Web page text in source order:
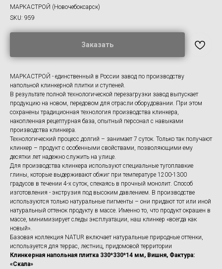
МАРКАСТРОЙ (Новочебоксарск)
SKU: 959
Заказать
МАРКАСТРОЙ - единственный в России завод по производству
напольной клинкерной плитки и ступеней.
В результате полной технологической перезагрузки завод выпускает
продукцию на новом, передовом для отрасли оборудовании. При этом
сохранены традиционная технология производства клинкера,
накопленная рецептурная база, опытный персонал с навыками
производства клинкера.
Технологический процесс долгий – занимает 7 суток. Только так получают
клинкер – продукт с особенными свойствами, позволяющими ему
десятки лет надежно служить на улице.
Для производства клинкера используют специальные тугоплавкие
глины, которые выдерживают обжиг при температуре 1200-1300
градусов в течении 4-х суток, спекаясь в прочный монолит. Способ
изготовления - экструзия под высоким давлением. В производстве
используются только натуральные пигменты – они придают тот или иной
натуральный оттенок продукту в массе. Именно то, что продукт окрашен в
массе, минимизирует следы эксплуатации, наш клинкер «всегда как
новый».
Базовая коллекция NATUR включает натуральные природные оттенки,
используется для террас, лестниц, придомовой территории
Клинкерная напольная плитка 330*330*14 мм, Вишня, Фактура:
«Скала»